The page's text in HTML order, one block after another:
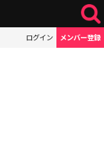
ログイン メンバー登録